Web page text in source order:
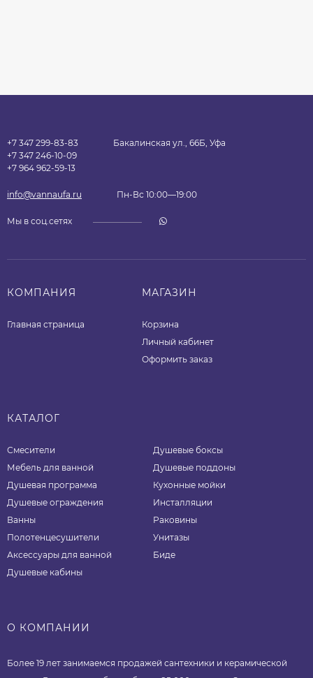
+7 347 299-83-83
+7 347 246-10-09
+7 964 962-59-13
Бакалинская ул., 66Б, Уфа
info@vannaufa.ru Пн-Вс 10:00—19:00
Мы в соц.сетях
КОМПАНИЯ
Главная страница
МАГАЗИН
Корзина
Личный кабинет
Оформить заказ
КАТАЛОГ
Смесители
Мебель для ванной
Душевая программа
Душевые ограждения
Ванны
Полотенцесушители
Аксессуары для ванной
Душевые кабины
Душевые боксы
Душевые поддоны
Кухонные мойки
Инсталляции
Раковины
Унитазы
Биде
О КОМПАНИИ
Более 19 лет занимаемся продажей сантехники и керамической